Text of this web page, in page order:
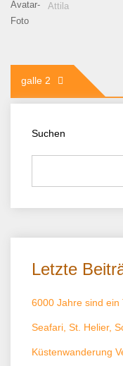
Attila
galle 2
Suchen
Letzte
6000 Jahre sind ein
Seafari, St. Helier,
Küstenwanderung